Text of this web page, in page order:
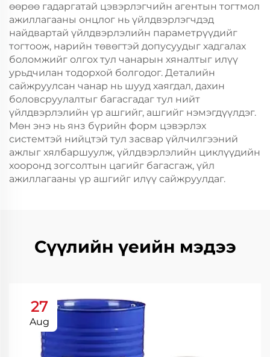
өөрөө гадаргатай цэвэрлэгчийн агентын тогтмол
ажиллагааны онцлог нь үйлдвэрлэгчдэд
найдвартай үйлдвэрлэлийн параметрүүдийг
тогтоож, нарийн төвөгтэй допусуудыг хадгалах
боломжийг олгох тул чанарын хяналтыг илүү
урьдчилан тодорхой болгодог. Деталийн
сайжруулсан чанар нь шууд хаягдал, дахин
боловсруулалтыг багасгадаг тул нийт
үйлдвэрлэлийн үр ашгийг, ашгийг нэмэгдүүлдэг.
Мөн энэ нь янз бүрийн форм цэвэрлэх
системтэй нийцтэй тул засвар үйлчилгээний
ажлыг хялбаршуулж, үйлдвэрлэлийн циклүүдийн
хооронд зогсолтын цагийг багасгаж, үйл
ажиллагааны үр ашгийг илүү сайжруулдаг.
Сүүлийн үеийн мэдээ
27
Aug